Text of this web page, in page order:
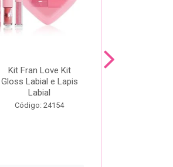
Kit Fran Love Kit
Gloss Labial e Lapis
Labial
Código: 24154